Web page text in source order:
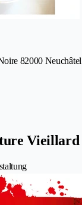
82000 Neuchâtel
Vieillard